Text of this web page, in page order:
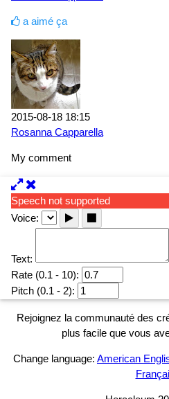
a aimé ça
2015-08-18 18:15
Rosanna Capparella
My comment
Speech not supported
Voice:
Text:
Rate (0.1 - 10):
Pitch (0.1 - 2):
Rejoignez la communauté des
plus facile que vous
Change language: American